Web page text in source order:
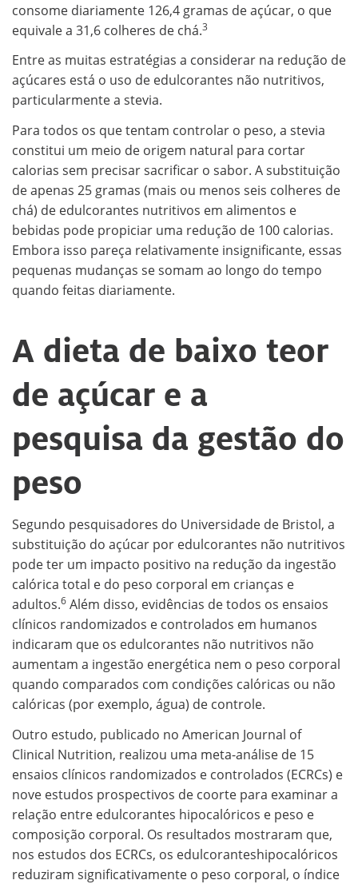
consome diariamente 126,4 gramas de açúcar, o que
equivale a 31,6 colheres de chá.3
Entre as muitas estratégias a considerar na redução de
açúcares está o uso de edulcorantes não nutritivos,
particularmente a stevia.
Para todos os que tentam controlar o peso, a stevia
constitui um meio de origem natural para cortar
calorias sem precisar sacrificar o sabor. A substituição
de apenas 25 gramas (mais ou menos seis colheres de
chá) de edulcorantes nutritivos em alimentos e
bebidas pode propiciar uma redução de 100 calorias.
Embora isso pareça relativamente insignificante, essas
pequenas mudanças se somam ao longo do tempo
quando feitas diariamente.
A dieta de baixo teor
de açúcar e a
pesquisa da gestão do
peso
Segundo pesquisadores do Universidade de Bristol, a
substituição do açúcar por edulcorantes não nutritivos
pode ter um impacto positivo na redução da ingestão
calórica total e do peso corporal em crianças e
adultos.6 Além disso, evidências de todos os ensaios
clínicos randomizados e controlados em humanos
indicaram que os edulcorantes não nutritivos não
aumentam a ingestão energética nem o peso corporal
quando comparados com condições calóricas ou não
calóricas (por exemplo, água) de controle.
Outro estudo, publicado no American Journal of
Clinical Nutrition, realizou uma meta-análise de 15
ensaios clínicos randomizados e controlados (ECRCs) e
nove estudos prospectivos de coorte para examinar a
relação entre edulcorantes hipocalóricos e peso e
composição corporal. Os resultados mostraram que,
nos estudos dos ECRCs, os edulcoranteshipocalóricos
reduziram significativamente o peso corporal, o índice